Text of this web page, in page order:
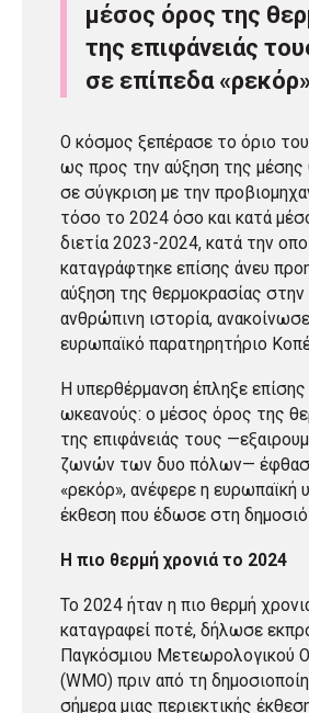
μέσος όρος της
της επιφάνειάς
σε επίπεδα «ρεκόρ»
Ο κόσμος ξεπέρασε το όριο
ως προς την αύξηση της μέσης
σε σύγκριση με την
τόσο το 2024 όσο και κατά
διετία 2023-2024, κατά την
καταγράφτηκε επίσης άνευ
αύξηση της θερμοκρασίας
ανθρώπινη ιστορία,
ευρωπαϊκό παρατηρητήριο
Η υπερθέρμανση έπληξε
ωκεανούς: ο μέσος όρος της
της επιφάνειάς τους
ζωνών των δυο πόλων—
«ρεκόρ», ανέφερε η ευρωπαϊκή
έκθεση που έδωσε στη
Η πιο θερμή χρονιά το 2024
Το 2024 ήταν η πιο θερμή
καταγραφεί ποτέ, δήλωσε
Παγκόσμιου Μετεωρολογικού
(WMO) πριν από τη
σήμερα μιας περιεκτικής